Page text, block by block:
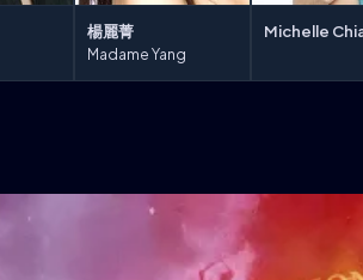
楊麗菁
Madame Yang
Michelle